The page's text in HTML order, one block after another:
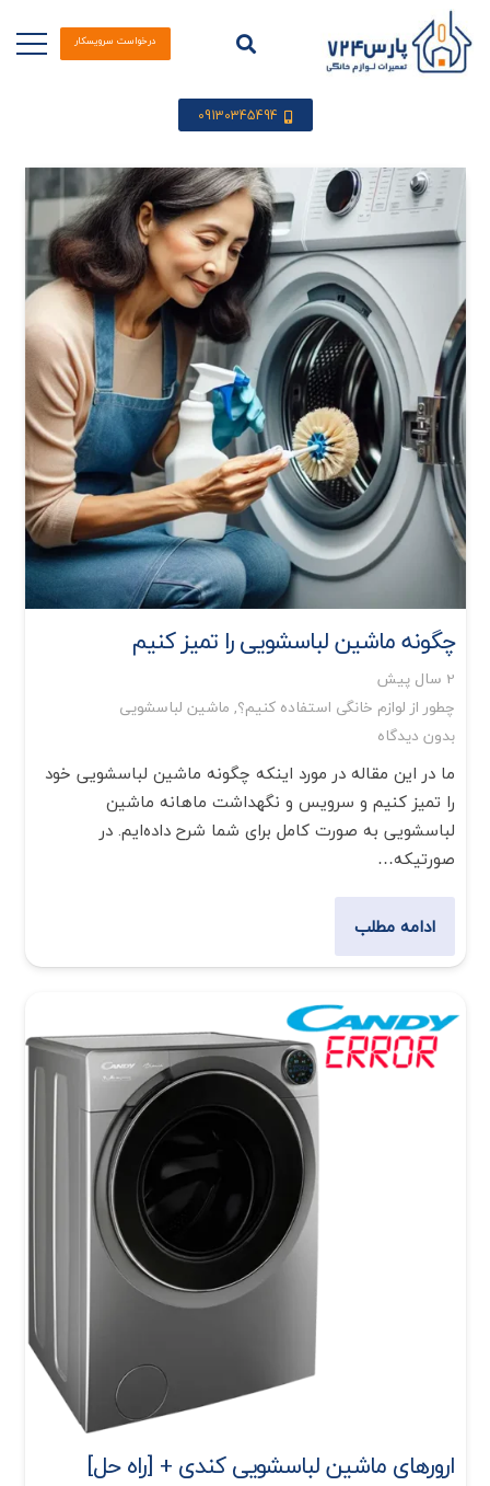
درخواست سرویسکار
09130345494
چگونه ماشین لباسشویی را تمیز کنیم
2 سال پیش
چطور از لوازم خانگی استفاده کنیم؟, ماشین لباسشویی
بدون دیدگاه
ما در این مقاله در مورد اینکه چگونه ماشین لباسشویی خود
را تمیز کنیم و سرویس و نگهداشت ماهانه ماشین
لباسشویی به صورت کامل برای شما شرح داده‌ایم. در
صورتیکه…
ادامه مطلب
ارورهای ماشین لباسشویی کندی + [راه حل]